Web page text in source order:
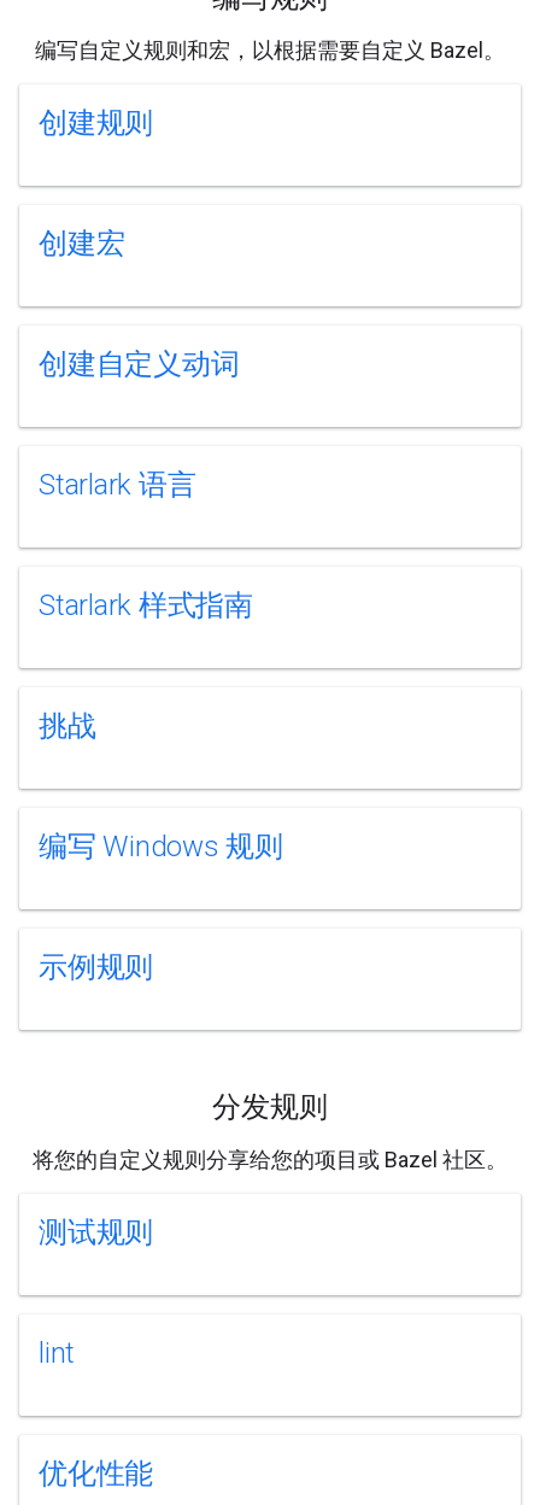
编写自定义规则和宏，以根据需要自定义 Bazel。
创建规则
创建宏
创建自定义动词
Starlark 语言
Starlark 样式指南
挑战
编写 Windows 规则
示例规则
分发规则
将您的自定义规则分享给您的项目或 Bazel 社区。
测试规则
lint
优化性能